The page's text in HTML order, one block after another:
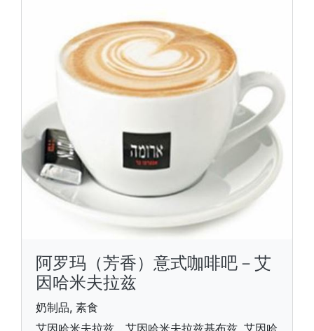
阿罗玛（芳香）意式咖啡吧－艾
因哈米夫拉兹
奶制品, 素食
艾因哈米夫拉兹，艾因哈米夫拉兹基布兹, 艾因哈